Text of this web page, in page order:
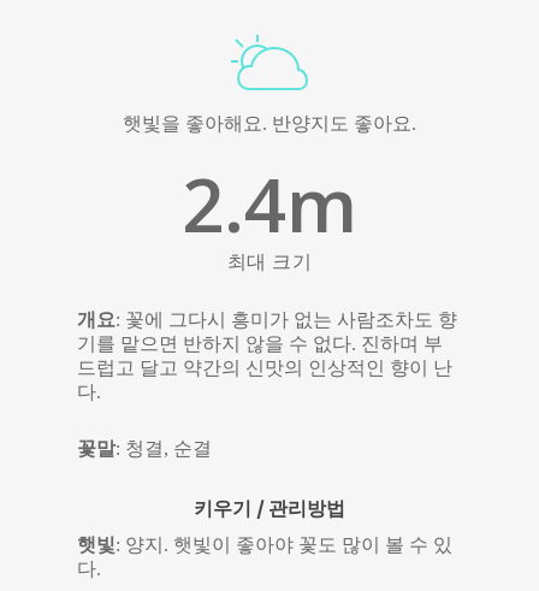
햇빛을 좋아해요. 반양지도 좋아요.
2.4m
최대 크기
개요: 꽃에 그다시 흥미가 없는 사람조차도 향
기를 맡으면 반하지 않을 수 없다. 진하며 부
드럽고 달고 약간의 신맛의 인상적인 향이 난
다.
꽃말: 청결, 순결
키우기 / 관리방법
햇빛: 양지. 햇빛이 좋아야 꽃도 많이 볼 수 있
다.